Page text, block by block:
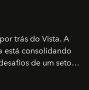
trás do Vista. A
está consolidando
de um setor